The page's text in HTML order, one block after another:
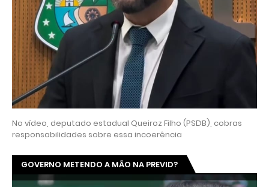
No vídeo, deputado estadual Queiroz Filho (PSDB), cobras
responsabilidades sobre essa incoerência
GOVERNO METENDO A MÃO NA PREVID?